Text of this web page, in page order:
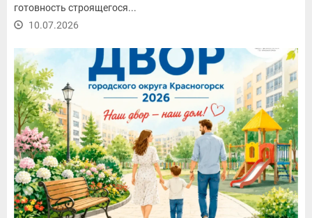
готовность строящегося...
10.07.2026